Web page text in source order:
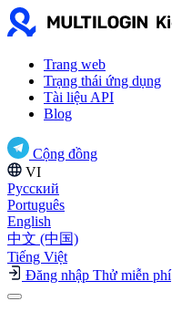
Trang web
Trạng thái ứng dụng
Tài liệu API
Blog
Cộng đồng
VI
Русский
Português
English
中文 (中国)
Tiếng Việt
Đăng nhập Thử miễn phí